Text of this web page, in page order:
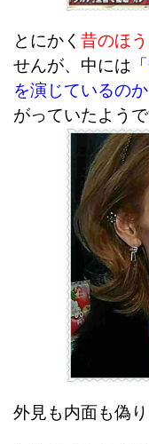
とにかく 昔のほ
せんが、中には「
を演じているのか
がっていたようで
外見も内面も偽